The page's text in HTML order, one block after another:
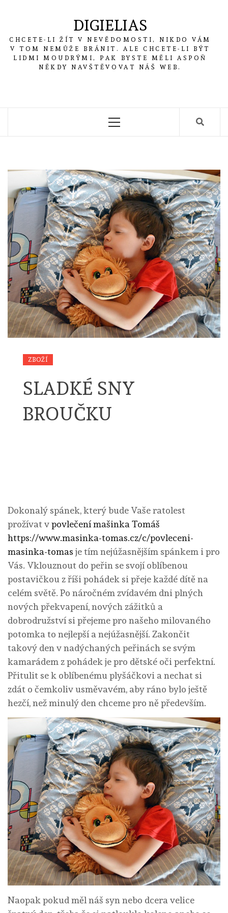
DIGIELIAS
CHCETE-LI ŽÍT V NEVĚDOMOSTI, NIKDO VÁM
V TOM NEMŮŽE BRÁNIT. ALE CHCETE-LI BÝT
LIDMI MOUDRÝMI, PAK BYSTE MĚLI ASPOŇ
NĚKDY NAVŠTĚVOVAT NÁŠ WEB.
ZBOŽÍ
SLADKÉ SNY
BROUČKU
Dokonalý spánek, který bude Vaše ratolest
prožívat vpovlečení mašinka Tomáš
https://www.masinka-tomas.cz/c/povleceni-
masinka-tomas je tím nejúžasnějším spánkem i pro
Vás. Vklouznout do peřin se svojí oblíbenou
postavičkou z říši pohádek si přeje každé dítě na
celém světě. Po náročném zvídavém dni plných
nových překvapení, nových zážitků a
dobrodružství si přejeme pro našeho milovaného
potomka to nejlepší a nejúžasnější. Zakončit
takový den v nadýchaných peřinách se svým
kamarádem z pohádek je pro dětské oči perfektní.
Přitulit se k oblíbenému plyšáčkovi a nechat si
zdát o čemkoliv usměvavém, aby ráno bylo ještě
hezčí, než minulý den chceme pro ně především.
Naopak pokud měl náš syn nebo dcera velice